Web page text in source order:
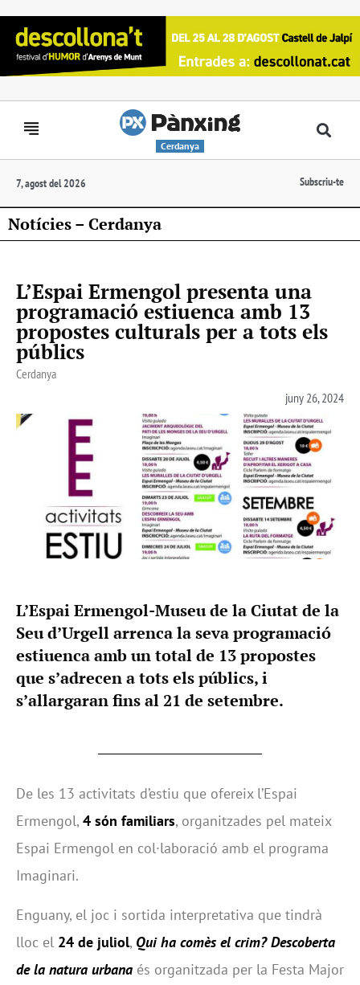
Cerdanya
7, agost del 2026 Subscriu-te
Notícies – Cerdanya
L’Espai Ermengol presenta una
programació estiuenca amb 13
propostes culturals per a tots els
públics
Cerdanya
juny 26, 2024
L’Espai Ermengol-Museu de la Ciutat de la
Seu d’Urgell arrenca la seva programació
estiuenca amb un total de 13 propostes
que s’adrecen a tots els públics, i
s’allargaran fins al 21 de setembre.
De les 13 activitats d’estiu que ofereix l’Espai
Ermengol, 4 són familiars, organitzades pel mateix
Espai Ermengol en col·laboració amb el programa
Imaginari.
Enguany, el joc i sortida interpretativa que tindrà
lloc el 24 de juliol, Qui ha comès el crim? Descoberta
de la natura urbana és organitzada per la Festa Major